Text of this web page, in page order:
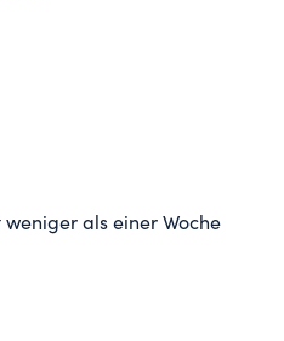
als einer Woche